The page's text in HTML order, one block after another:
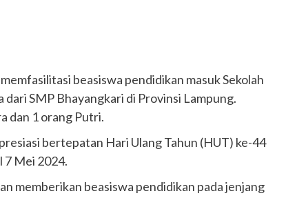
beasiswa pendidikan masuk Sekolah
SMP Bhayangkari di Provinsi Lampung.
dan 1 orang Putri.
bertepatan Hari Ulang Tahun (HUT) ke-44
7 Mei 2024.
memberikan beasiswa pendidikan pada jenjang